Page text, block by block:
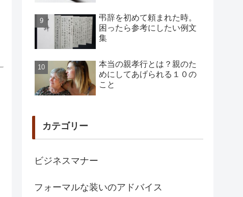
弔辞を初めて頼まれた時。
困ったら参考にしたい例文
集
本当の親孝行とは？親のた
めにしてあげられる１０の
こと
カテゴリー
ビジネスマナー
フォーマルな装いのアドバイス